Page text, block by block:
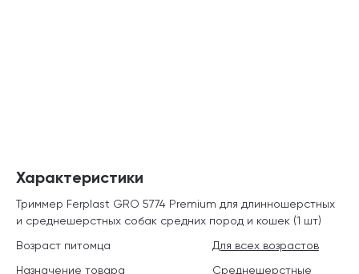
Характеристики
Триммер Ferplast GRO 5774 Premium для длинношерстных
и среднешерстных собак средних пород и кошек (1 шт)
Возраст питомца
Для всех возрастов
Назначение товара
Среднешерстные